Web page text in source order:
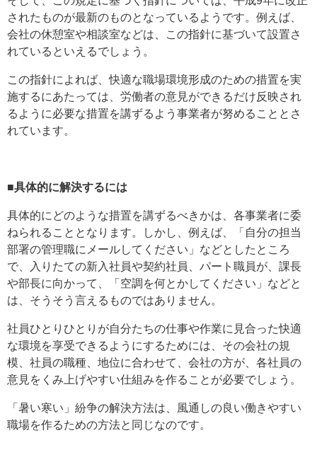
されたものが最新のものとなっているようです。例えば、
会社の休憩室や相談室などは、この指針に基づいて設置さ
れているといえるでしょう。
この指針によれば、快適な職場環境形成のための措置を実
施するにあたっては、労働者の意見ができるだけ反映され
るように必要な措置を講ずるよう事業者が努めることとさ
れています。
■具体的に解決するには
具体的にどのような措置を講ずるべきかは、各事業者に委
ねられることとなります。しかし、例えば、「自分の担当
部署の管理職にメールしてください」などとしたところ
で、入りたての新入社員や契約社員、パート職員が、課長
や部長に向かって、「空調を何とかしてください」などと
は、そうそう言えるものではありません。
社員ひとりひとりが自分たちの仕事や作業に見合った快適
な環境を享受できるようにするためには、その会社の規
模、社員の職種、地位に合わせて、会社の方が、各社員の
意見をくみ上げやすい仕組みを作ることが必要でしょう。
「暑い寒い」紛争の解決方法は、風通しの良い働きやすい
職場を作るための方法と同じなのです。